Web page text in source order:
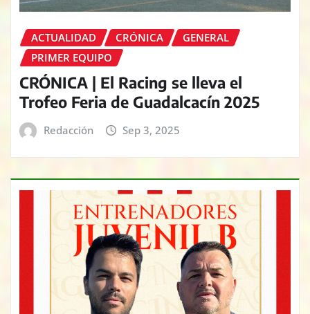
ACTUALIDAD CRÓNICA
GENERAL
PRIMER EQUIPO
CRÓNICA | El Racing se lleva el
Trofeo Feria de Guadalcacín 2025
Redacción Sep 3, 2025